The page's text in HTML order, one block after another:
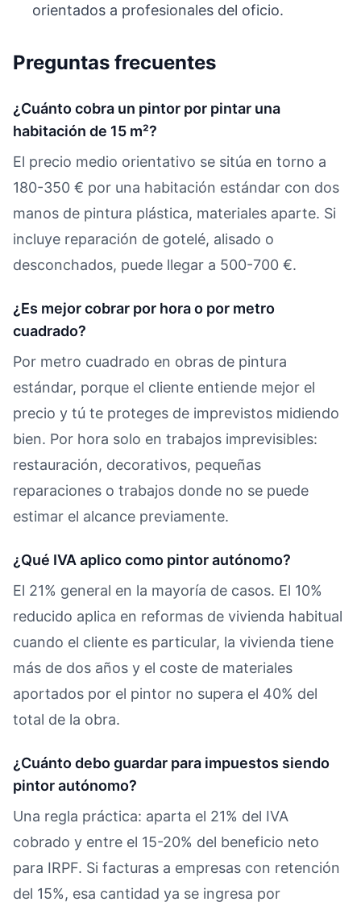
orientados a profesionales del oficio.
Preguntas frecuentes
¿Cuánto cobra un pintor por pintar una
habitación de 15 m²?
El precio medio orientativo se sitúa en torno a
180-350 € por una habitación estándar con dos
manos de pintura plástica, materiales aparte. Si
incluye reparación de gotelé, alisado o
desconchados, puede llegar a 500-700 €.
¿Es mejor cobrar por hora o por metro
cuadrado?
Por metro cuadrado en obras de pintura
estándar, porque el cliente entiende mejor el
precio y tú te proteges de imprevistos midiendo
bien. Por hora solo en trabajos imprevisibles:
restauración, decorativos, pequeñas
reparaciones o trabajos donde no se puede
estimar el alcance previamente.
¿Qué IVA aplico como pintor autónomo?
El 21% general en la mayoría de casos. El 10%
reducido aplica en reformas de vivienda habitual
cuando el cliente es particular, la vivienda tiene
más de dos años y el coste de materiales
aportados por el pintor no supera el 40% del
total de la obra.
¿Cuánto debo guardar para impuestos siendo
pintor autónomo?
Una regla práctica: aparta el 21% del IVA
cobrado y entre el 15-20% del beneficio neto
para IRPF. Si facturas a empresas con retención
del 15%, esa cantidad ya se ingresa por